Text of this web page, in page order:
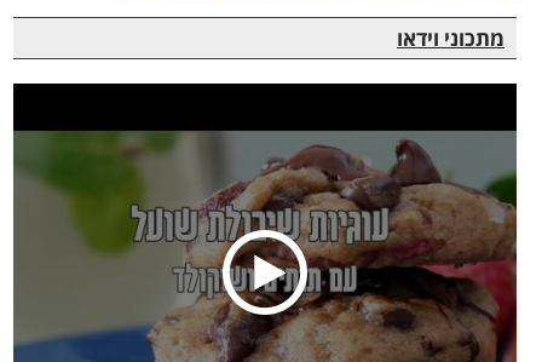
מתכוני וידאו